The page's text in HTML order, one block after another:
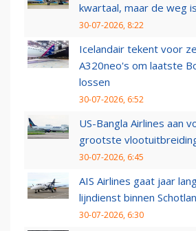
kwartaal, maar de weg
30-07-2026, 8:22
Icelandair tekent voor
A320neo's om laatste
lossen
30-07-2026, 6:52
US-Bangla Airlines aan
grootste
30-07-2026, 6:45
AIS Airlines gaat jaar
lijndienst binnen
30-07-2026, 6:30